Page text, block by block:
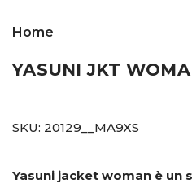
Home
YASUNI JKT
SKU: 20129__MA9XS
Yasuni jacket woman è